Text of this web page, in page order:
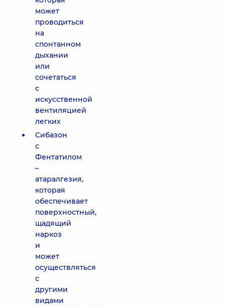
может
проводиться
на
спонтанном
дыхании
или
сочетаться
с
искусственной
вентиляцией
легких
Сибазон
с
Фентатилом
–
атаралгезия,
которая
обеспечивает
поверхностный,
щадящий
наркоз
и
может
осуществляться
с
другими
видами